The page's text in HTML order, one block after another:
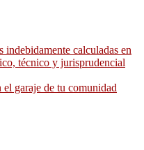
calculadas en
técnico y jurisprudencial
garaje de tu comunidad